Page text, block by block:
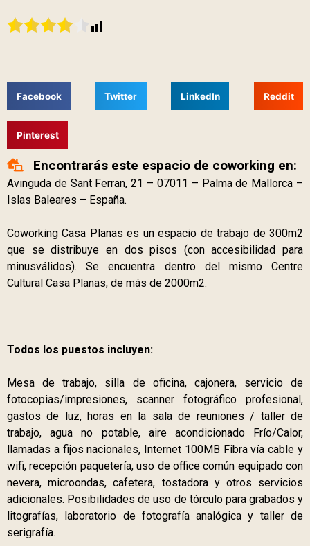
Facebook Twitter LinkedIn Reddit
Pinterest
Encontrarás este espacio de coworking en:
Avinguda de Sant Ferran, 21 – 07011 – Palma de Mallorca –
Islas Baleares – España.
Coworking Casa Planas es un espacio de trabajo de 300m2
que se distribuye en dos pisos (con accesibilidad para
minusválidos). Se encuentra dentro del mismo Centre
Cultural Casa Planas, de más de 2000m2.
Todos los puestos incluyen:
Mesa de trabajo, silla de oficina, cajonera, servicio de
fotocopias/impresiones, scanner fotográfico profesional,
gastos de luz, horas en la sala de reuniones / taller de
trabajo, agua no potable, aire acondicionado Frío/Calor,
llamadas a fijos nacionales, Internet 100MB Fibra vía cable y
wifi, recepción paquetería, uso de office común equipado con
nevera, microondas, cafetera, tostadora y otros servicios
adicionales. Posibilidades de uso de tórculo para grabados y
litografías, laboratorio de fotografía analógica y taller de
serigrafía.